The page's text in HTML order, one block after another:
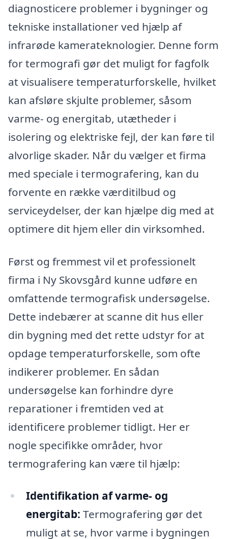
diagnosticere problemer i bygninger og
tekniske installationer ved hjælp af
infrarøde kamerateknologier. Denne form
for termografi gør det muligt for fagfolk
at visualisere temperaturforskelle, hvilket
kan afsløre skjulte problemer, såsom
varme- og energitab, utætheder i
isolering og elektriske fejl, der kan føre til
alvorlige skader. Når du vælger et firma
med speciale i termografering, kan du
forvente en række værditilbud og
serviceydelser, der kan hjælpe dig med at
optimere dit hjem eller din virksomhed.
Først og fremmest vil et professionelt
firma i Ny Skovsgård kunne udføre en
omfattende termografisk undersøgelse.
Dette indebærer at scanne dit hus eller
din bygning med det rette udstyr for at
opdage temperaturforskelle, som ofte
indikerer problemer. En sådan
undersøgelse kan forhindre dyre
reparationer i fremtiden ved at
identificere problemer tidligt. Her er
nogle specifikke områder, hvor
termografering kan være til hjælp:
Identifikation af varme- og
energitab: Termografering gør det
muligt at se, hvor varme i bygningen